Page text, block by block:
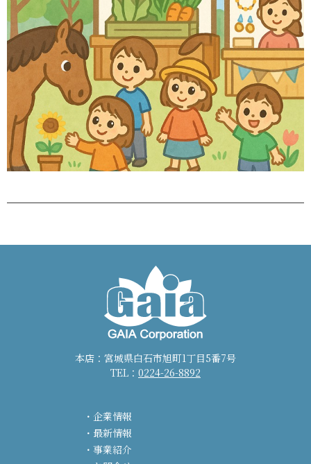
本店：宮城県白石市旭町1丁目5番7号
TEL： 0224-26-8892
企業情報
最新情報
事業紹介